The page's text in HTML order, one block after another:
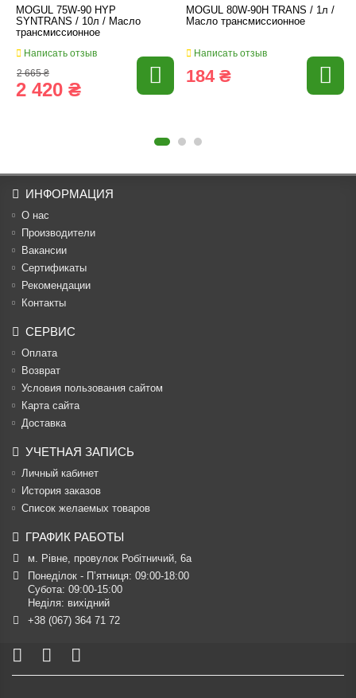
MOGUL 75W-90 HYP
SYNTRANS / 10л / Масло
трансмиссионное
Написать отзыв
2 665 ₴
2 420 ₴
MOGUL 80W-90H TRANS / 1л /
Масло трансмиссионное
Написать отзыв
184 ₴
ИНФОРМАЦИЯ
О нас
Производители
Вакансии
Cертификаты
Рекомендации
Контакты
СЕРВИС
Оплата
Возврат
Условия пользования сайтом
Карта сайта
Доставка
УЧЕТНАЯ ЗАПИСЬ
Личный кабинет
История заказов
Список желаемых товаров
ГРАФИК РАБОТЫ
м. Рівне, провулок Робітничий, 6а
Понеділок - П’ятниця: 09:00-18:00
Субота: 09:00-15:00
Неділя: вихідний
+38 (067) 364 71 72